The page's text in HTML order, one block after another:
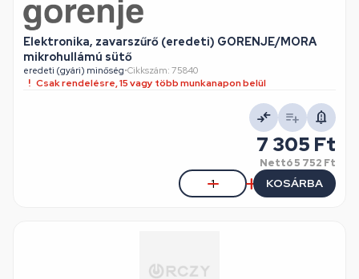
Elektronika, zavarszűrő (eredeti) GORENJE/MORA
mikrohullámú sütő
eredeti (gyári) minőség•Cikkszám: 75840
Csak rendelésre, 15 vagy több munkanapon belül
7 305 Ft
Nettó5 752 Ft
KOSÁRBA